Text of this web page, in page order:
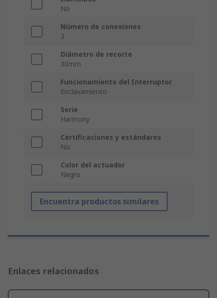
No
Número de conexiones
3
Diámetro de recorte
30mm
Funcionamiento del Interruptor
Enclavamiento
Serie
Harmony
Certificaciones y estándares
No
Color del actuador
Negro
Encuentra productos similares
Enlaces relacionados